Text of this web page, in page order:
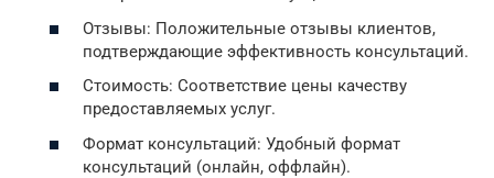
Отзывы: Положительные отзывы клиентов,
подтверждающие эффективность консультаций.
Стоимость: Соответствие цены качеству
предоставляемых услуг.
Формат консультаций: Удобный формат
консультаций (онлайн, оффлайн).